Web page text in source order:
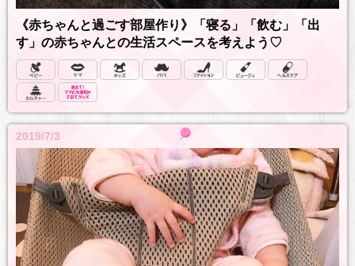
《赤ちゃんと過ごす部屋作り》「寝る」「飲む」「出
す」の赤ちゃんとの生活スペースを考えよう♡
2019/7/3